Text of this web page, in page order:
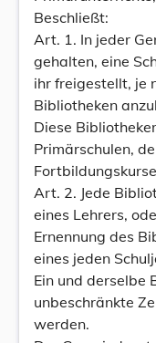
Beschließt:
Art. 1. In jeder
gehalten, eine
ihr freigestellt, je
Bibliotheken
Diese
Primärschulen,
Art. 2. Jede
eines Lehrers,
Ernennung des
eines jeden
Ein und derselbe
unbeschränkte
werden.